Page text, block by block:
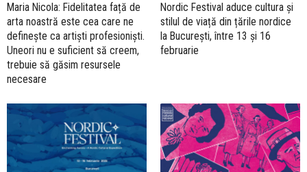
Maria Nicola: Fidelitatea față de
arta noastră este cea care ne
definește ca artiști profesioniști.
Uneori nu e suficient să creem,
trebuie să găsim resursele
necesare
Nordic Festival aduce cultura și
stilul de viață din țările nordice
la București, între 13 și 16
februarie